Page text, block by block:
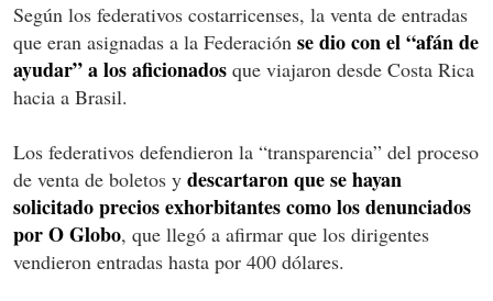
Según los federativos costarricenses, la venta de entradas
que eran asignadas a la Federación se dio con el “afán de
ayudar” a los aficionados que viajaron desde Costa Rica
hacia a Brasil.
Los federativos defendieron la “transparencia” del proceso
de venta de boletos y descartaron que se hayan
solicitado precios exhorbitantes como los denunciados
por O Globo, que llegó a afirmar que los dirigentes
vendieron entradas hasta por 400 dólares.